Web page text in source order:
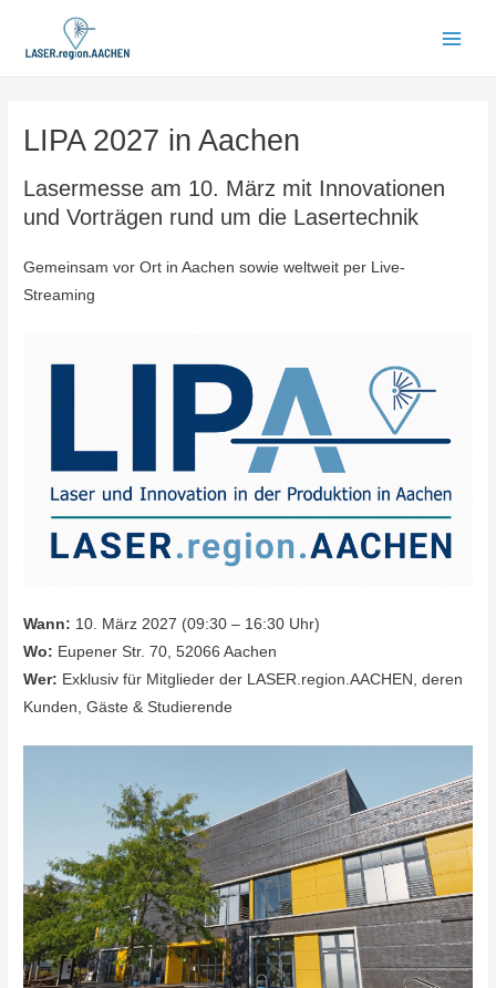
LIPA 2027 in Aachen
Lasermesse am 10. März mit Innovationen
und Vorträgen rund um die Lasertechnik
Gemeinsam vor Ort in Aachen sowie weltweit per Live-
Streaming
Wann: 10. März 2027 (09:30 – 16:30 Uhr)
Wo: Eupener Str. 70, 52066 Aachen
Wer: Exklusiv für Mitglieder der LASER.region.AACHEN, deren
Kunden, Gäste & Studierende